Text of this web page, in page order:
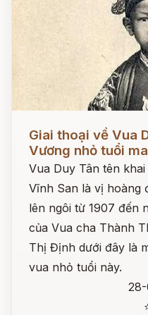
Giai thoại về Vua
Vương nhỏ tuổi
Vua Duy Tân tên
Vĩnh San là vị hoàng
lên ngôi từ 1907 đến
của Vua cha Thành
Thị Định dưới đây là
vua nhỏ tuổi này.
28-